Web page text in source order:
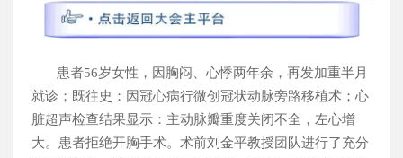
患者56岁女性，因胸闷、心悸两年余，再发加重半月
就诊；既往史：因冠心病行微创冠状动脉旁路移植术；心
脏超声检查结果显示：主动脉瓣重度关闭不全，左心增
大。患者拒绝开胸手术。术前刘金平教授团队进行了充分